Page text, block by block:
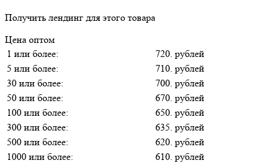
Получить лендинг для этого товара
Цена оптом
1 или более:
720. рублей
5 или более:
710. рублей
30 или более:
700. рублей
50 или более:
670. рублей
100 или более:
650. рублей
300 или более:
635. рублей
500 или более:
620. рублей
1000 или более:
610. рублей